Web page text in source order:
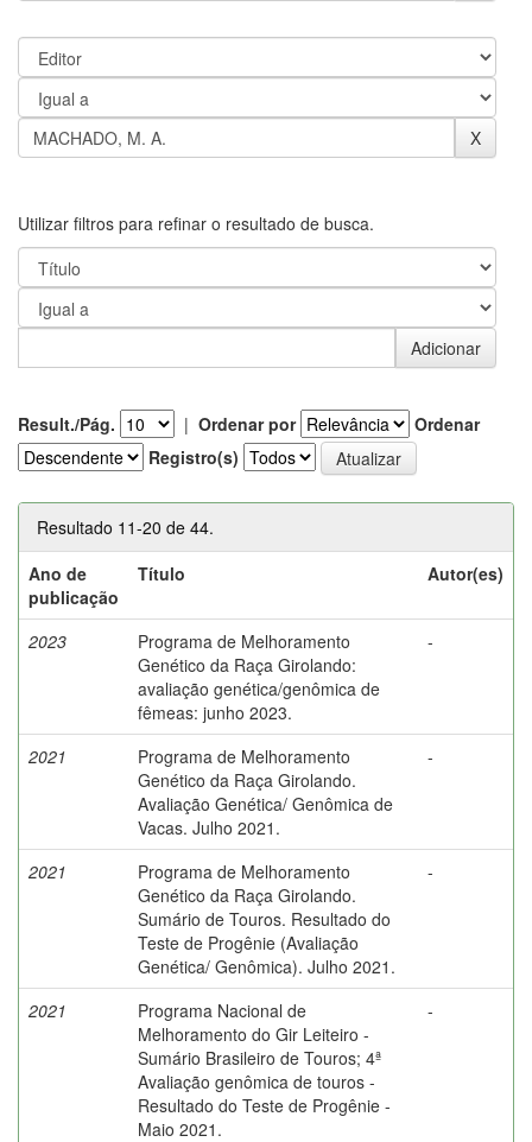
Utilizar filtros para refinar o resultado de busca.
Result./Pág. | Ordenar por
Ordenar
Registro(s)
Resultado 11-20 de 44.
Ano de
publicação
Título Autor(es)
2023
Programa de Melhoramento
Genético da Raça Girolando:
avaliação genética/genômica de
fêmeas: junho 2023.
-
2021
Programa de Melhoramento
Genético da Raça Girolando.
Avaliação Genética/ Genômica de
Vacas. Julho 2021.
-
2021
Programa de Melhoramento
Genético da Raça Girolando.
Sumário de Touros. Resultado do
Teste de Progênie (Avaliação
Genética/ Genômica). Julho 2021.
-
2021
Programa Nacional de
Melhoramento do Gir Leiteiro -
Sumário Brasileiro de Touros; 4ª
Avaliação genômica de touros -
Resultado do Teste de Progênie -
Maio 2021.
-